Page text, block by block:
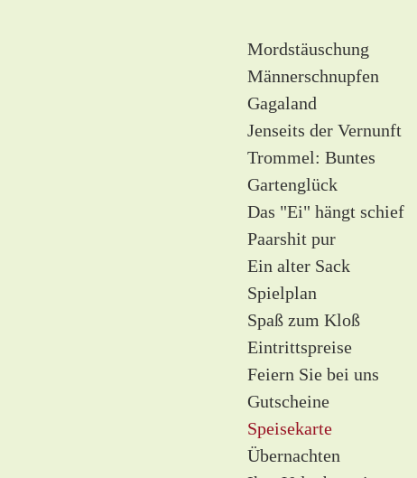
Mordstäuschung
Männerschnupfen
Gagaland
Jenseits der Vernunft
Trommel: Buntes
Gartenglück
Das "Ei" hängt schief
Paarshit pur
Ein alter Sack
Spielplan
Spaß zum Kloß
Eintrittspreise
Feiern Sie bei uns
Gutscheine
Speisekarte
Übernachten